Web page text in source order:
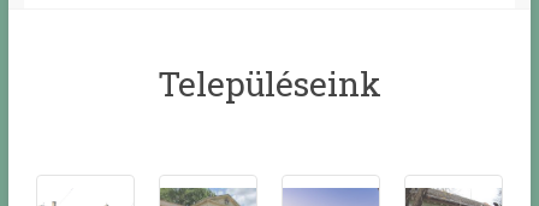
Településeink